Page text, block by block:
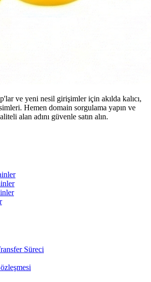
ve yeni nesil girişimler için akılda kalıcı,
Hemen domain sorgulama yapın ve
alan adını güvenle satın alın.
Süreci